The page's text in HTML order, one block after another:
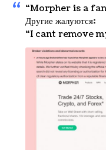
“Morpher is a
Другие жалуются:
“I cant remove